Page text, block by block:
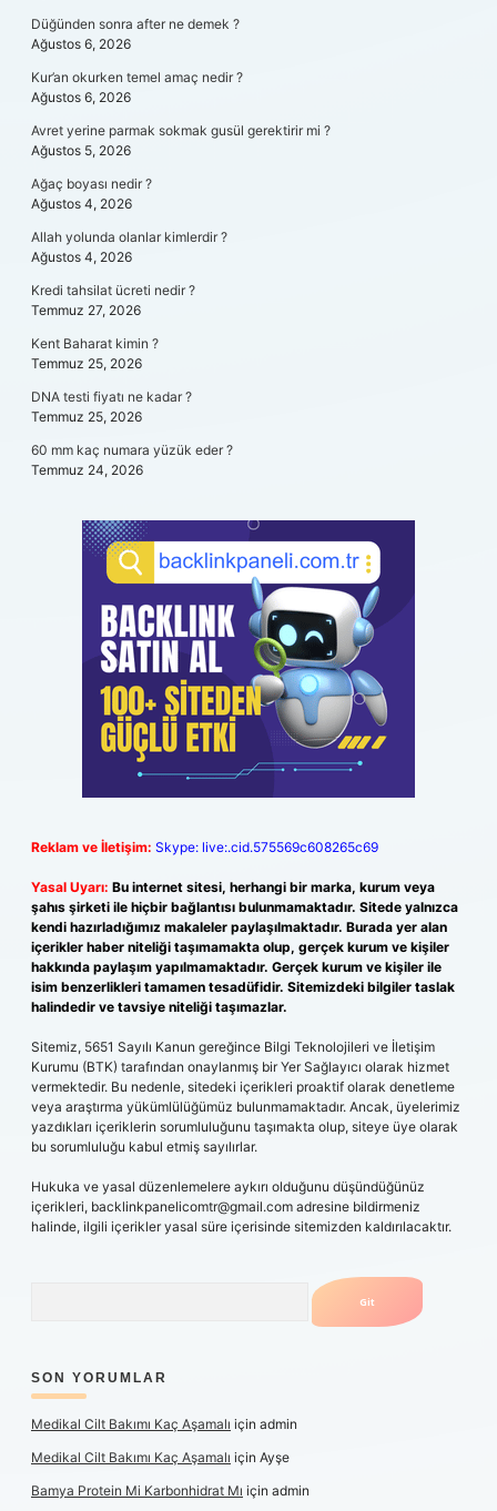
Düğünden sonra after ne demek ?
Ağustos 6, 2026
Kur’an okurken temel amaç nedir ?
Ağustos 6, 2026
Avret yerine parmak sokmak gusül gerektirir mi ?
Ağustos 5, 2026
Ağaç boyası nedir ?
Ağustos 4, 2026
Allah yolunda olanlar kimlerdir ?
Ağustos 4, 2026
Kredi tahsilat ücreti nedir ?
Temmuz 27, 2026
Kent Baharat kimin ?
Temmuz 25, 2026
DNA testi fiyatı ne kadar ?
Temmuz 25, 2026
60 mm kaç numara yüzük eder ?
Temmuz 24, 2026
Reklam ve İletişim: Skype: live:.cid.575569c608265c69
Yasal Uyarı: Bu internet sitesi, herhangi bir marka, kurum veya
şahıs şirketi ile hiçbir bağlantısı bulunmamaktadır. Sitede yalnızca
kendi hazırladığımız makaleler paylaşılmaktadır. Burada yer alan
içerikler haber niteliği taşımamakta olup, gerçek kurum ve kişiler
hakkında paylaşım yapılmamaktadır. Gerçek kurum ve kişiler ile
isim benzerlikleri tamamen tesadüfidir. Sitemizdeki bilgiler taslak
halindedir ve tavsiye niteliği taşımazlar.
Sitemiz, 5651 Sayılı Kanun gereğince Bilgi Teknolojileri ve İletişim
Kurumu (BTK) tarafından onaylanmış bir Yer Sağlayıcı olarak hizmet
vermektedir. Bu nedenle, sitedeki içerikleri proaktif olarak denetleme
veya araştırma yükümlülüğümüz bulunmamaktadır. Ancak, üyelerimiz
yazdıkları içeriklerin sorumluluğunu taşımakta olup, siteye üye olarak
bu sorumluluğu kabul etmiş sayılırlar.
Hukuka ve yasal düzenlemelere aykırı olduğunu düşündüğünüz
içerikleri, backlinkpanelicomtr@gmail.com adresine bildirmeniz
halinde, ilgili içerikler yasal süre içerisinde sitemizden kaldırılacaktır.
SON YORUMLAR
Medikal Cilt Bakımı Kaç Aşamalı için admin
Medikal Cilt Bakımı Kaç Aşamalı için Ayşe
Bamya Protein Mi Karbonhidrat Mı için admin